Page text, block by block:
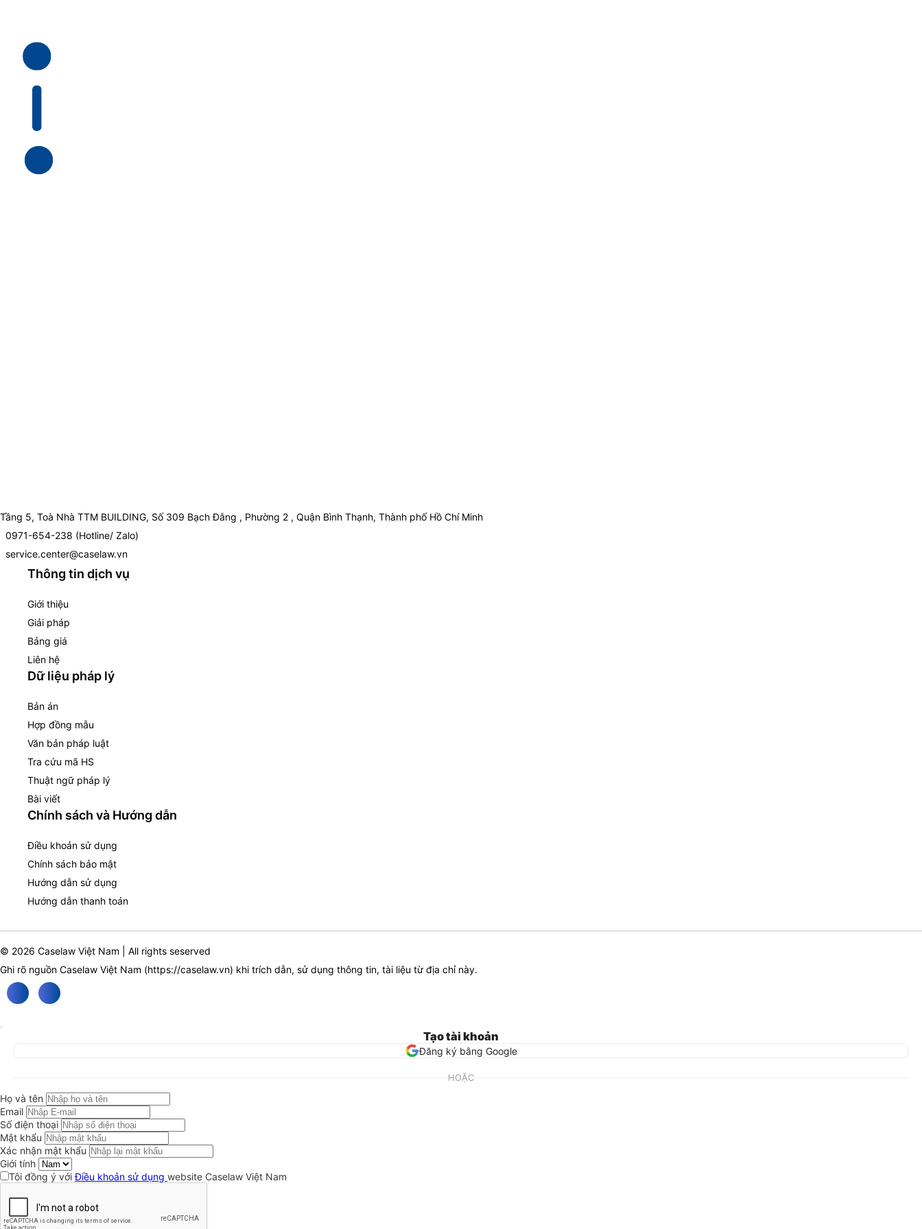
Tầng 5, Toà Nhà TTM BUILDING, Số 309 Bạch Đằng , Phường 2 , Quận Bình Thạnh, Thành phố Hồ Chí Minh
0971-654-238 (Hotline/ Zalo)
service.center@caselaw.vn
Thông tin dịch vụ
Giới thiệu
Giải pháp
Bảng giá
Liên hệ
Dữ liệu pháp lý
Bản án
Hợp đồng mẫu
Văn bản pháp luật
Tra cứu mã HS
Thuật ngữ pháp lý
Bài viết
Chính sách và Hướng dẫn
Điều khoản sử dụng
Chính sách bảo mật
Hướng dẫn sử dụng
Hướng dẫn thanh toán
© 2026 Caselaw Việt Nam | All rights seserved
Ghi rõ nguồn Caselaw Việt Nam (https://caselaw.vn) khi trích dẫn, sử dụng thông tin, tài liệu từ địa chỉ này.
Tạo tài khoản
Đăng ký bằng Google
HOẶC
Họ và tên
Email
Số điện thoại
Mật khẩu
Xác nhận mật khẩu
Giới tính
Tôi đồng ý vớiĐiều khoản sử dụng website Caselaw Việt Nam